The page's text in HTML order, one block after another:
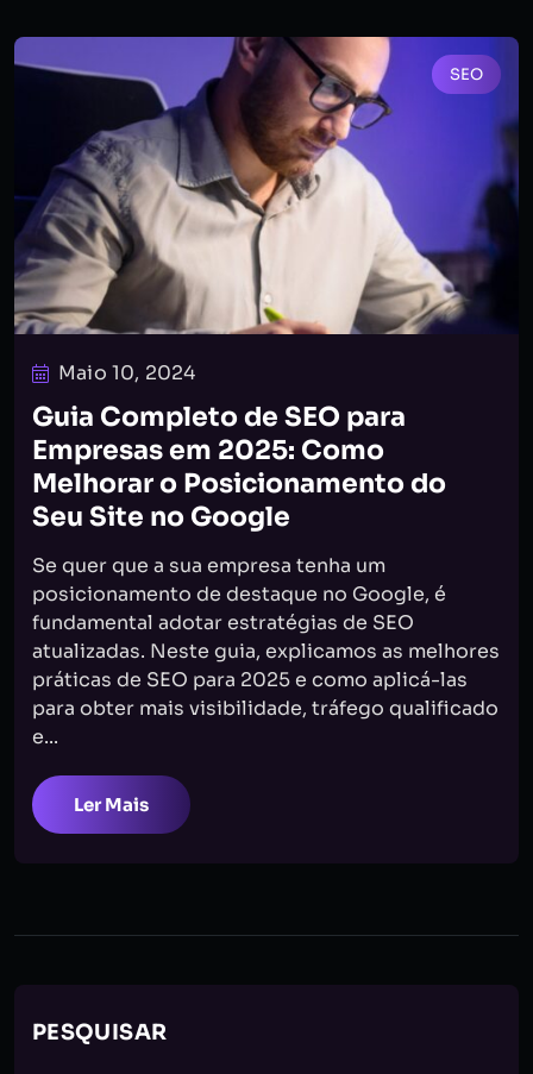
SEO
Maio 10, 2024
Guia Completo de SEO para
Empresas em 2025: Como
Melhorar o Posicionamento do
Seu Site no Google
Se quer que a sua empresa tenha um
posicionamento de destaque no Google, é
fundamental adotar estratégias de SEO
atualizadas. Neste guia, explicamos as melhores
práticas de SEO para 2025 e como aplicá-las
para obter mais visibilidade, tráfego qualificado
e...
Ler Mais
PESQUISAR